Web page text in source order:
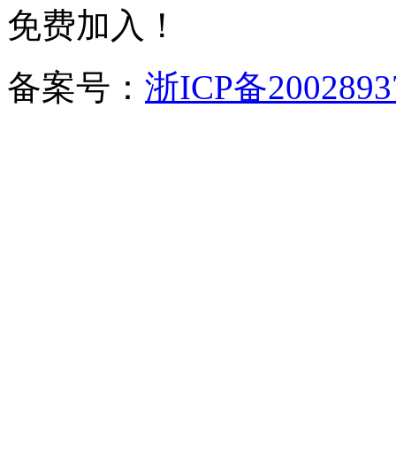
免费加入！
备案号： 浙ICP备